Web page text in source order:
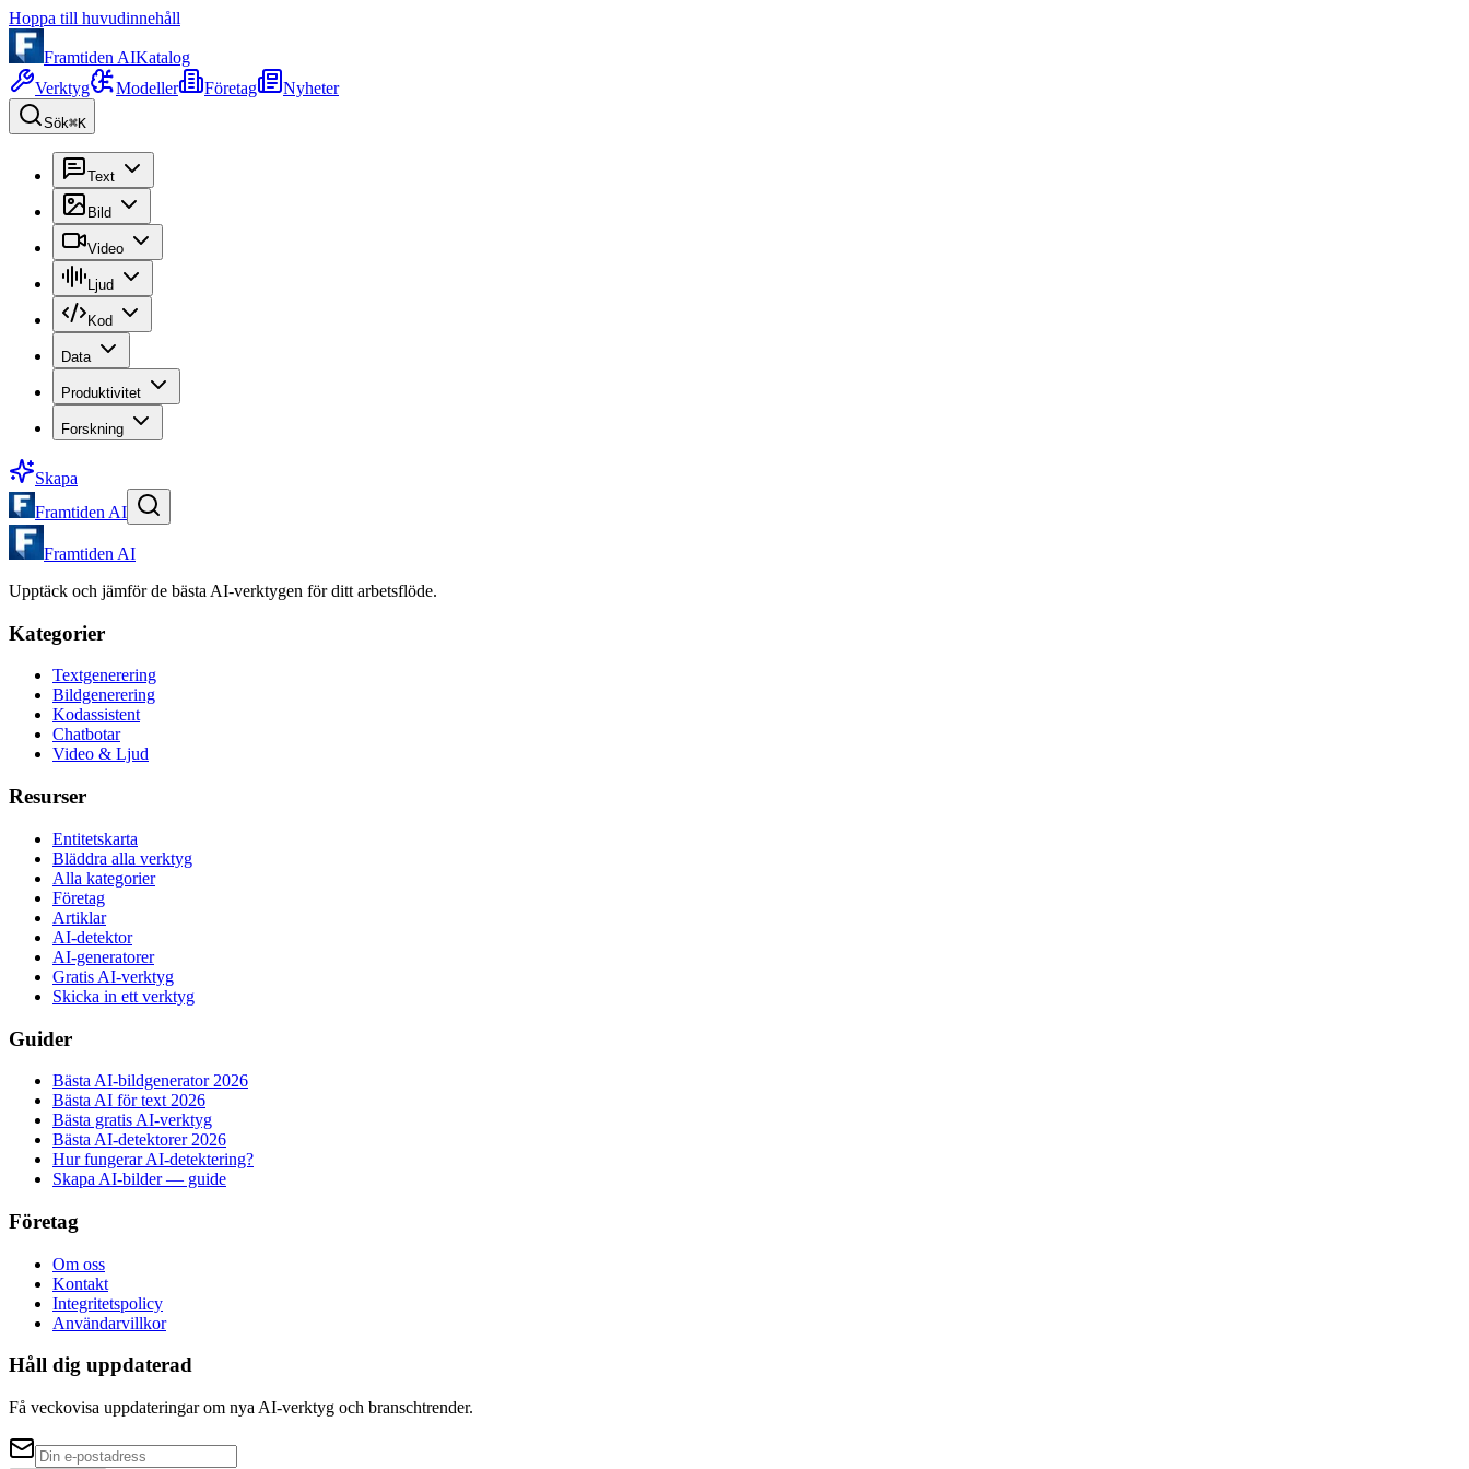
Hoppa till huvudinnehåll
Framtiden AIKatalog
Verktyg
Modeller Företag Nyheter
Sök⌘K
Text
Bild
Video
Ljud
Kod
Data
Produktivitet
Forskning
Skapa
Framtiden AI
Framtiden AI
Upptäck och jämför de bästa AI-verktygen för ditt arbetsflöde.
Kategorier
Textgenerering
Bildgenerering
Kodassistent
Chatbotar
Video & Ljud
Resurser
Entitetskarta
Bläddra alla verktyg
Alla kategorier
Företag
Artiklar
AI-detektor
AI-generatorer
Gratis AI-verktyg
Skicka in ett verktyg
Guider
Bästa AI-bildgenerator 2026
Bästa AI för text 2026
Bästa gratis AI-verktyg
Bästa AI-detektorer 2026
Hur fungerar AI-detektering?
Skapa AI-bilder — guide
Företag
Om oss
Kontakt
Integritetspolicy
Användarvillkor
Håll dig uppdaterad
Få veckovisa uppdateringar om nya AI-verktyg och branschtrender.